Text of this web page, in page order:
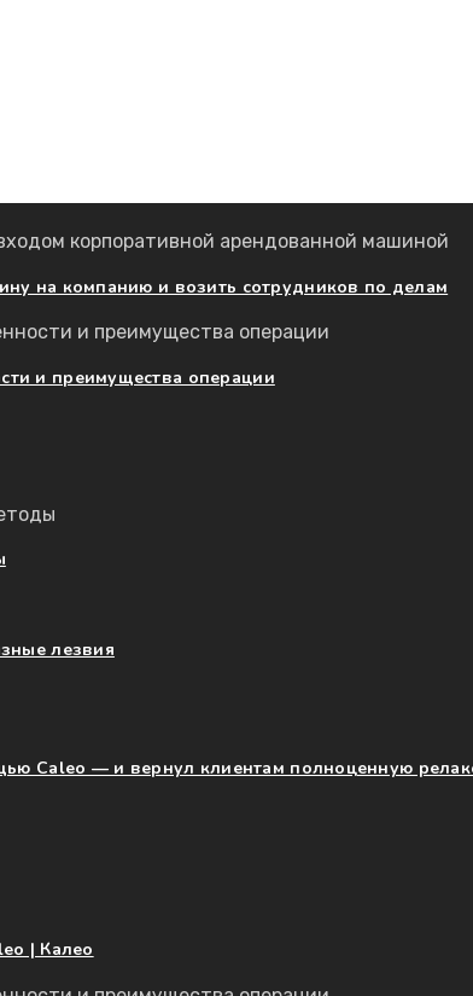
на компанию и возить сотрудников по делам
и преимущества операции
лезвия
Caleo — и вернул клиентам полноценную
| Калео